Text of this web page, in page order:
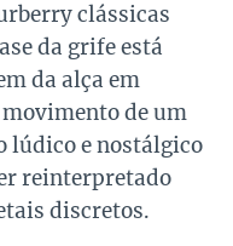
clássicas
da grife está
da alça em
de um
lúdico e nostálgico
reinterpretado
discretos.